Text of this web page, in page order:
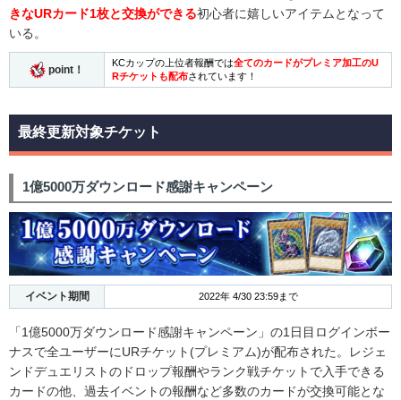
きなURカード1枚と交換ができる初心者に嬉しいアイテムとなって
いる。
point！
KCカップの上位者報酬では全てのカードがプレミア加工のU
Rチケットも配布されています！
最終更新対象チケット
1億5000万ダウンロード感謝キャンペーン
イベント期間 2022年 4/30 23:59まで
「1億5000万ダウンロード感謝キャンペーン」の1日目ログインボー
ナスで全ユーザーにURチケット(プレミアム)が配布された。レジェ
ンドデュエリストのドロップ報酬やランク戦チケットで入手できる
カードの他、過去イベントの報酬など多数のカードが交換可能とな